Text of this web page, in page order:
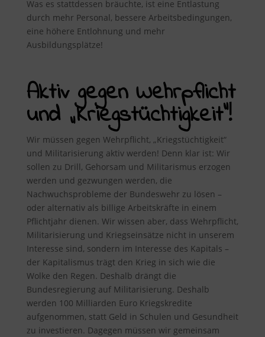
Was es stattdessen bräuchte, ist eine Entlastung
durch mehr Personal, bessere Arbeitsbedingungen,
eine höhere Entlohnung und mehr
Ausbildungsplätze!
Aktiv gegen Wehrpflicht
und „Kriegstüchtigkeit“!
Wir müssen gegen Wehrpflicht, „Kriegstüchtigkeit“
und Militarisierung aktiv werden! Denn klar ist: Wir
sollen zu Drill, Gehorsam und Militarismus erzogen
werden und gezwungen werden, die
Nachwuchsprobleme der Bundeswehr zu lösen –
oder alternativ als billige Arbeitskräfte in einem
Pflichtjahr dienen. Wir wissen aber, dass Wehrpflicht,
Militarisierung und Kriegseinsätze nicht in unserem
Interesse sind, sondern im Interesse des Kapitals –
der Kapitalismus trägt den Krieg in sich wie die
Wolke den Regen. Deshalb drängt die
Bundesregierung auf Militarisierung. Deshalb
werden 100 Milliarden Euro Kriegskredite
aufgenommen, statt Geld in Schulen und Gesundheit
zu investieren. Dagegen müssen wir gemeinsam